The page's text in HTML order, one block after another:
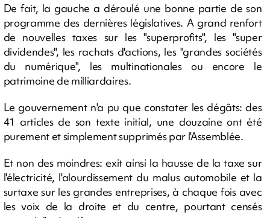
De fait, la gauche a déroulé une bonne partie de son
programme des dernières législatives. A grand renfort
de nouvelles taxes sur les "superprofits", les "super
dividendes", les rachats d'actions, les "grandes sociétés
du numérique", les multinationales ou encore le
patrimoine de milliardaires.
Le gouvernement n'a pu que constater les dégâts: des
41 articles de son texte initial, une douzaine ont été
purement et simplement supprimés par l'Assemblée.
Et non des moindres: exit ainsi la hausse de la taxe sur
l'électricité, l'alourdissement du malus automobile et la
surtaxe sur les grandes entreprises, à chaque fois avec
les voix de la droite et du centre, pourtant censés